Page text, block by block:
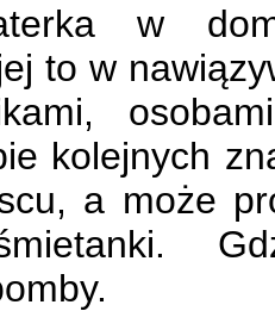
w
to w
kolejnych
a może